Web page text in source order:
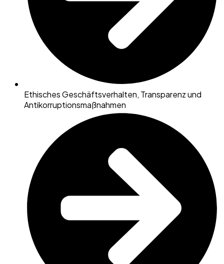
Ethisches Geschäftsverhalten, Transparenz und
Antikorruptionsmaßnahmen